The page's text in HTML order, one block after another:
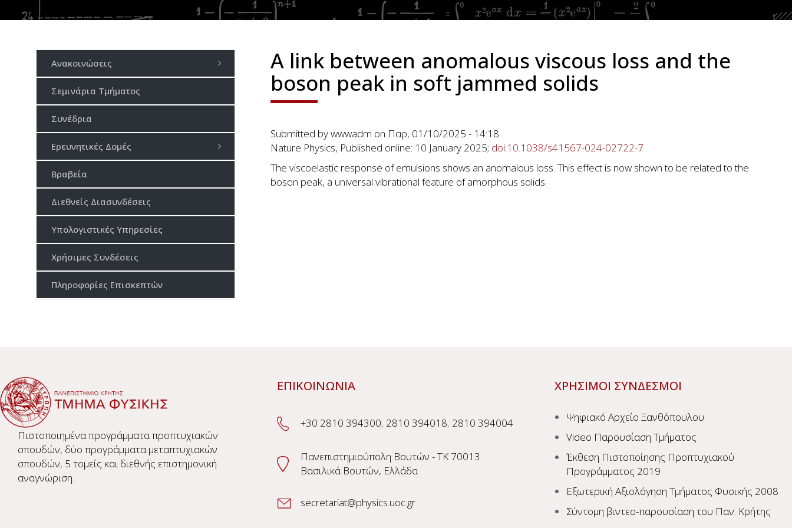
A link between anomalous viscous loss and the
boson peak in soft jammed solids
Submitted bywwwadm on Παρ, 01/10/2025 - 14:18
Nature Physics, Published online: 10 January 2025; doi:10.1038/s41567-024-02722-7
The viscoelastic response of emulsions shows an anomalous loss. This effect is now shown to be related to the
boson peak, a universal vibrational feature of amorphous solids.
Ανακοινώσεις
Σεμινάρια Τμήματος
Συνέδρια
Ερευνητικές Δομές
Βραβεία
Διεθνείς Διασυνδέσεις
Υπολογιστικές Υπηρεσίες
Χρήσιμες Συνδέσεις
Πληροφορίες Επισκεπτών
Πιστοποιημένα προγράμματα προπτυχιακών
σπουδών, δύο προγράμματα μεταπτυχιακών
σπουδών, 5 τομείς και διεθνής επιστημονική
αναγνώριση.
ΕΠΙΚΟΙΝΩΝΙΑ
+30 2810 394300, 2810 394018, 2810 394004
Πανεπιστημιούπολη Βουτών - TK 70013
Βασιλικά Βουτών, Ελλάδα
secretariat@physics.uoc.gr
ΧΡΗΣΙΜΟΙ ΣΥΝΔΕΣΜΟΙ
Ψηφιακό Αρχείο Ξανθόπουλου
Video Παρουσίαση Τμήματος
Έκθεση Πιστοποίησης Προπτυχιακού
Προγράμματος 2019
Εξωτερική Αξιολόγηση Τμήματος Φυσικής 2008
Σύντομη βιντεο-παρουσίαση του Παν. Κρήτης